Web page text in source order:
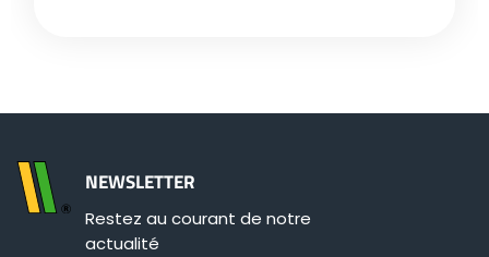
NEWSLETTER
Restez au courant de notre
actualité